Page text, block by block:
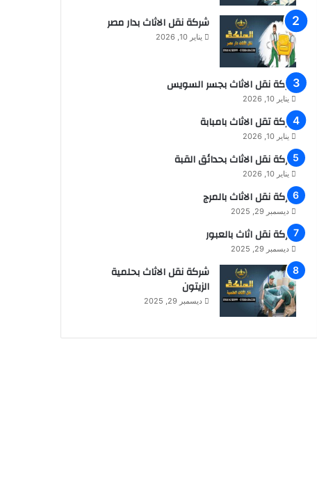
شركة نقل الاثاث بدار مصر
يناير 10, 2026
شركة نقل الاثاث بجسر السويس
يناير 10, 2026
شركة تقل الاثاث بامبابة
يناير 10, 2026
شركة نقل الاثاث بحدائق القبة
يناير 10, 2026
شركة نقل الاثاث بالمرج
ديسمبر 29, 2025
شركة نقل اثاث بالعبور
ديسمبر 29, 2025
شركة نقل الاثاث بحلمية
الزيتون
ديسمبر 29, 2025